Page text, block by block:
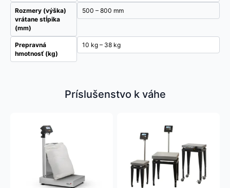
Rozmery (výška)
vrátane stĺpika
(mm)
500 – 800 mm
Prepravná
hmotnosť (kg)
10 kg – 38 kg
Príslušenstvo k váhe
Možnosti
produkt
variantov.
Možnosti